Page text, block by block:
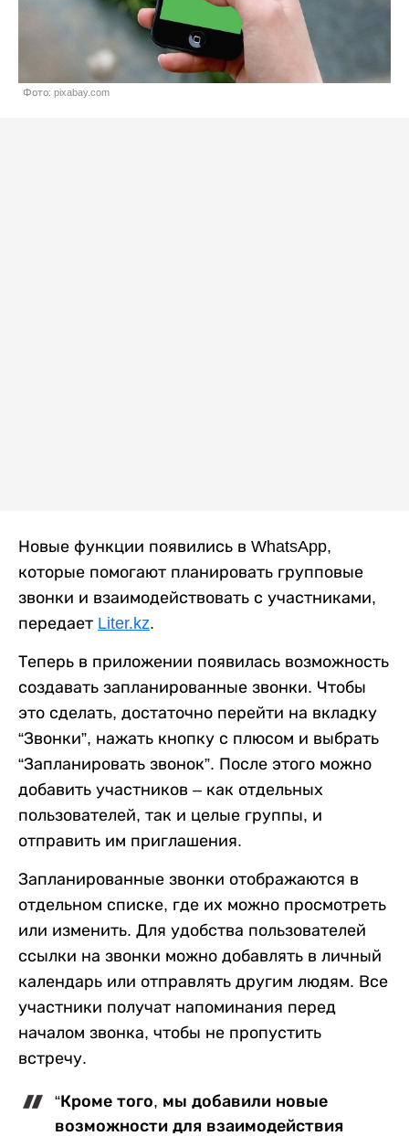
Фото: pixabay.com
Новые функции появились в WhatsApp,
которые помогают планировать групповые
звонки и взаимодействовать с участниками,
передает Liter.kz.
Теперь в приложении появилась возможность
создавать запланированные звонки. Чтобы
это сделать, достаточно перейти на вкладку
“Звонки”, нажать кнопку с плюсом и выбрать
“Запланировать звонок”. После этого можно
добавить участников – как отдельных
пользователей, так и целые группы, и
отправить им приглашения.
Запланированные звонки отображаются в
отдельном списке, где их можно просмотреть
или изменить. Для удобства пользователей
ссылки на звонки можно добавлять в личный
календарь или отправлять другим людям. Все
участники получат напоминания перед
началом звонка, чтобы не пропустить
встречу.
“Кроме того, мы добавили новые
возможности для взаимодействия